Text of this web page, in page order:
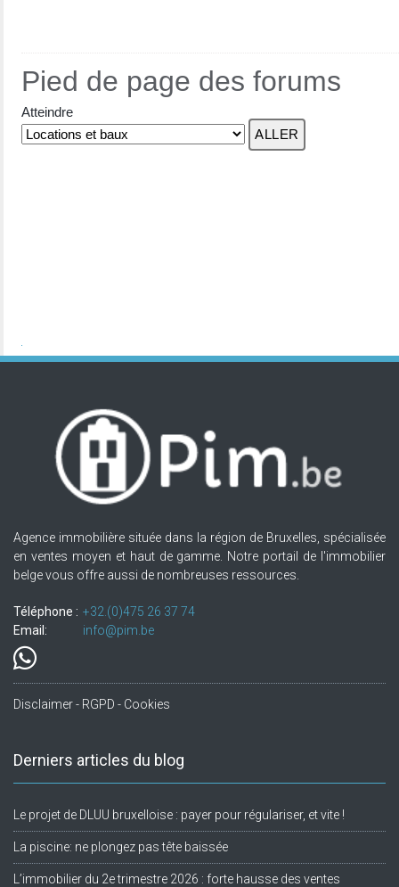
Pied de page des forums
Atteindre
Agence immobilière située dans la région de Bruxelles, spécialisée
en ventes moyen et haut de gamme. Notre portail de l'immobilier
belge vous offre aussi de nombreuses ressources.
Téléphone : +32.(0)475 26 37 74
Email:
info@pim.be
Disclaimer - RGPD - Cookies
Derniers articles du blog
Le projet de DLUU bruxelloise : payer pour régulariser, et vite !
La piscine: ne plongez pas tête baissée
L’immobilier du 2e trimestre 2026 : forte hausse des ventes